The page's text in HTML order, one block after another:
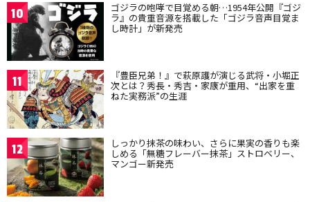
10 ゴジラの咆哮で目覚める朝…1954年公開『ゴジ
ラ』の貴重音源を搭載した「ゴジラ音声目覚ま
し時計」が新発売
11 『豊臣兄弟！』で萩原護が演じる武将・小堀正
次とは？秀長・秀吉・家康が重用、“出家を重
ねた実務派”の生涯
12 しっかり抹茶の味わい、さらに果実の香りも楽
しめる「無糖フレーバー抹茶」ストロベリー、
マンゴー新発売